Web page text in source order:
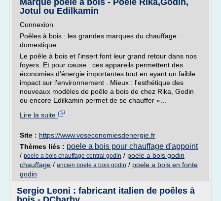
Marque poele a bois - Poele Rika,Godin,
Jotul ou Edilkamin
Connexion
Poêles à bois : les grandes marques du chauffage
domestique
Le poêle à bois et l'insert font leur grand retour dans nos
foyers. Et pour cause : ces appareils permettent des
économies d'énergie importantes tout en ayant un faible
impact sur l'environnement . Mieux : l'esthétique des
nouveaux modèles de poêle a bois de chez Rika, Godin
ou encore Edilkamin permet de se chauffer «...
Lire la suite
Site : https://www.voseconomiesdenergie.fr
Thèmes liés : poele a bois pour chauffage d'appoint
/ poele a bois chauffage central godin / poele a bois godin
chauffage / ancien poele a bois godin / poele a bois en fonte
godin
Sergio Leoni : fabricant italien de poêles à